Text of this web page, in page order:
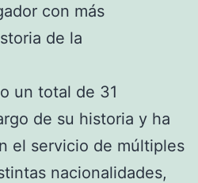
con más
de la
un total de 31
de su historia y ha
el servicio de múltiples
nacionalidades,